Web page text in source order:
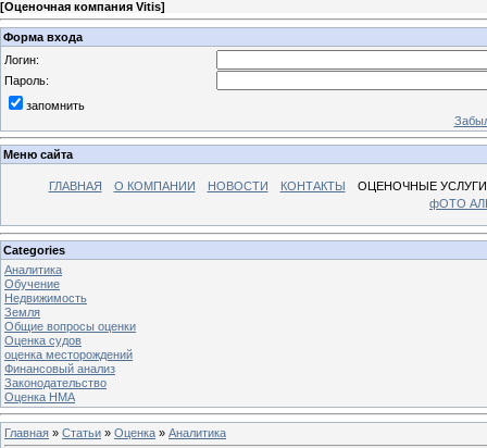
[Оценочная компания Vitis]
Форма входа
Логин:
Пароль:
запомнить
Меню сайта
ГЛАВНАЯ О КОМПАНИИ НОВОСТИ КОНТАКТЫ
ОЦЕНОЧНЫЕ УСЛУГИ
фОТО
Categories
Аналитика
Обучение
Недвижимость
Земля
Общие вопросы оценки
Оценка судов
оценка месторождений
Финансовый анализ
Законодательство
Оценка НМА
Главная » Статьи » Оценка » Аналитика